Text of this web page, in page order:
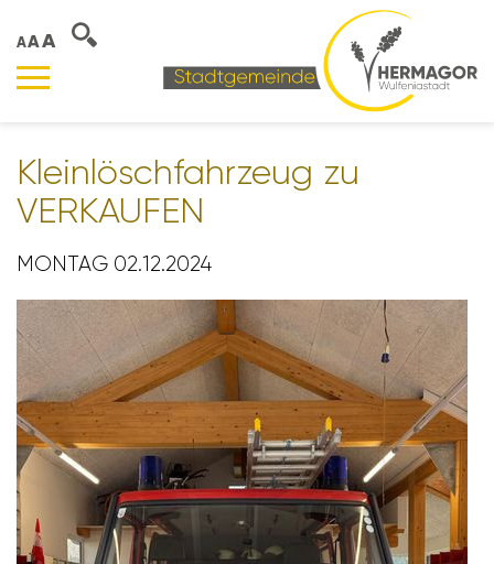
AAA
Klein­lösch­fahr­zeug zu
VERKAUFEN
MONTAG 02.12.2024